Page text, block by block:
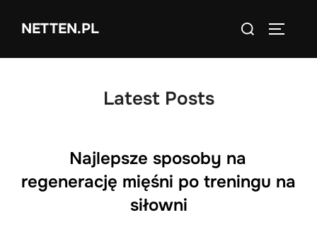
NETTEN.PL
Search
Latest Posts
Najlepsze sposoby na
regenerację mięśni po treningu na
siłowni